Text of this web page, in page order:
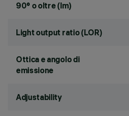
90° o oltre (lm)
Light output ratio (LOR)
Ottica e angolo di
emissione
Adjustability